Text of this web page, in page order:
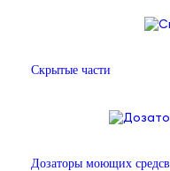
Скрытые части
Дозаторы моющих средсв